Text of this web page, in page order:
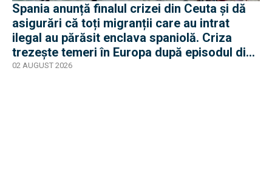
Spania anunță finalul crizei din Ceuta și dă
asigurări că toți migranții care au intrat
ilegal au părăsit enclava spaniolă. Criza
trezește temeri în Europa după episodul din
2015
02 AUGUST 2026